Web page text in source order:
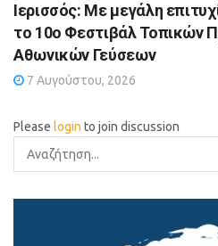
Ιερισσός: Με μεγάλη
το 10ο Φεστιβάλ Τοπικών
Αθωνικών Γεύσεων
7 Αυγούστου, 2026
Please login to join discussion